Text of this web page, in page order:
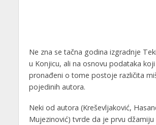
Ne zna se tačna godina izgradnje
u Konjicu, ali na osnovu podataka koji
pronađeni o tome postoje različita
pojedinih autora.
Neki od autora (Kreševljaković,
Mujezinović) tvrde da je prvu